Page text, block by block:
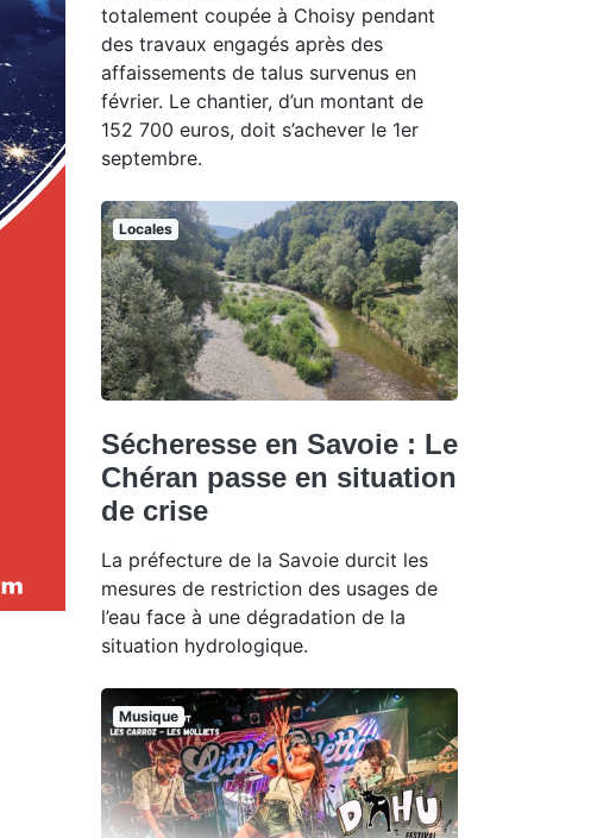
totalement coupée à Choisy pendant
des travaux engagés après des
affaissements de talus survenus en
février. Le chantier, d’un montant de
152 700 euros, doit s’achever le 1er
septembre.
Locales
Sécheresse en Savoie : Le
Chéran passe en situation
de crise
La préfecture de la Savoie durcit les
mesures de restriction des usages de
l’eau face à une dégradation de la
situation hydrologique.
Musique